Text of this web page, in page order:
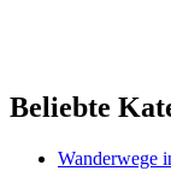
Beliebte
Wanderwege